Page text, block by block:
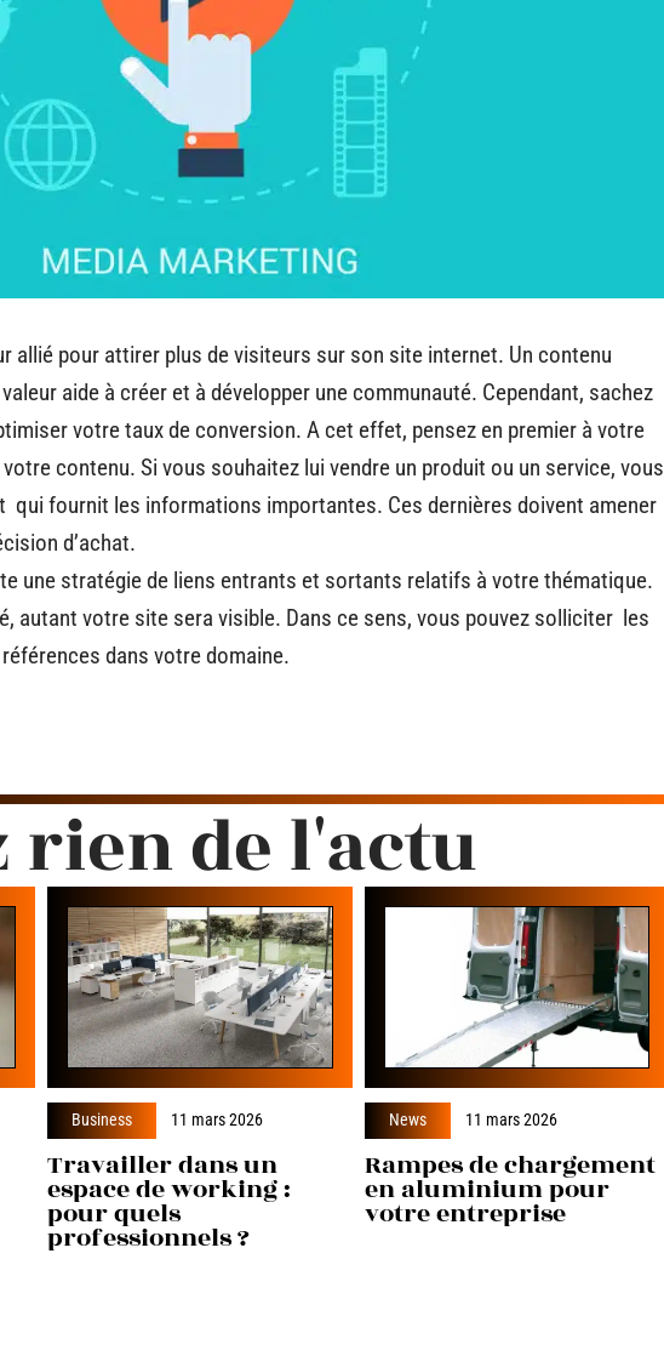
allié pour attirer plus de visiteurs sur son site internet. Un contenu
aide à créer et à développer une communauté. Cependant, sachez
votre taux de conversion. A cet effet, pensez en premier à votre
contenu. Si vous souhaitez lui vendre un produit ou un service, vous
qui fournit les informations importantes. Ces dernières doivent amener
d’achat.
une stratégie de liens entrants et sortants relatifs à votre thématique.
autant votre site sera visible. Dans ce sens, vous pouvez solliciter les
dans votre domaine.
rien de l'actu
Business 11 mars 2026
Travailler dans un
espace de working :
pour quels
professionnels ?
News 11 mars 2026
Rampes de chargement
en aluminium pour
votre entreprise